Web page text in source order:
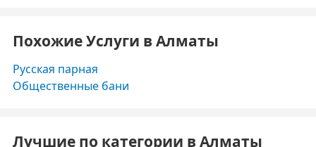
Похожие Услуги в Алматы
Русская парная
Общественные бани
Лучшие по категории в Алматы